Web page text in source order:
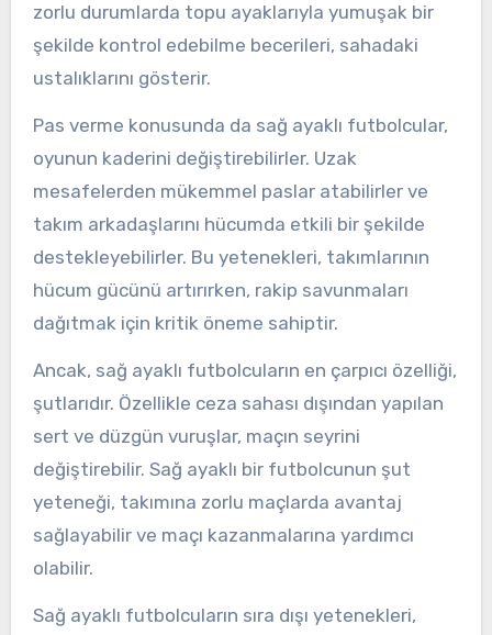
zorlu durumlarda topu ayaklarıyla yumuşak bir
şekilde kontrol edebilme becerileri, sahadaki
ustalıklarını gösterir.
Pas verme konusunda da sağ ayaklı futbolcular,
oyunun kaderini değiştirebilirler. Uzak
mesafelerden mükemmel paslar atabilirler ve
takım arkadaşlarını hücumda etkili bir şekilde
destekleyebilirler. Bu yetenekleri, takımlarının
hücum gücünü artırırken, rakip savunmaları
dağıtmak için kritik öneme sahiptir.
Ancak, sağ ayaklı futbolcuların en çarpıcı özelliği,
şutlarıdır. Özellikle ceza sahası dışından yapılan
sert ve düzgün vuruşlar, maçın seyrini
değiştirebilir. Sağ ayaklı bir futbolcunun şut
yeteneği, takımına zorlu maçlarda avantaj
sağlayabilir ve maçı kazanmalarına yardımcı
olabilir.
Sağ ayaklı futbolcuların sıra dışı yetenekleri,